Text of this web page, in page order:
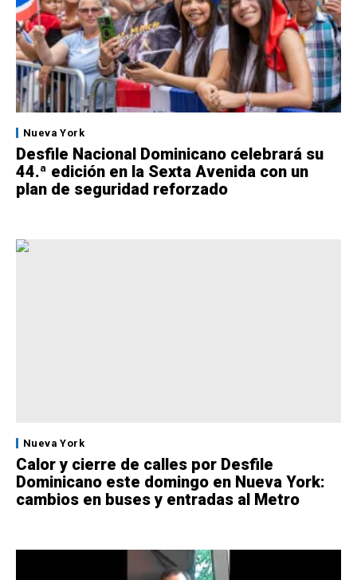
Nueva York
Desfile Nacional Dominicano celebrará su
44.ª edición en la Sexta Avenida con un
plan de seguridad reforzado
Nueva York
Calor y cierre de calles por Desfile
Dominicano este domingo en Nueva York:
cambios en buses y entradas al Metro